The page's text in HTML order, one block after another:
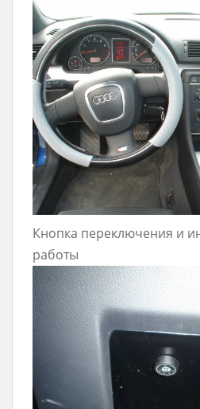
Кнопка переключения и
работы